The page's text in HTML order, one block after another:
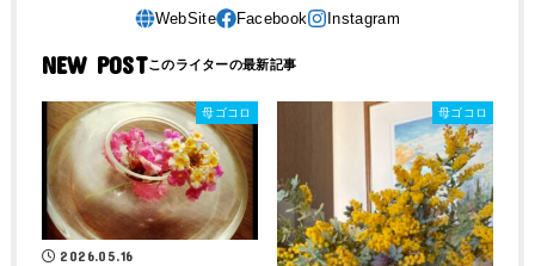
NEW POST
母ゴコロ
2026.05.16
母ゴコロ